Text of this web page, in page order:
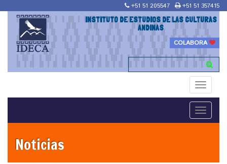
+51 51 205547 +51 51 357415
INSTITUTO DE ESTUDIOS DE LAS CULTURAS
ANDINAS
COLABORA
Toggle
Toggle
Noticias